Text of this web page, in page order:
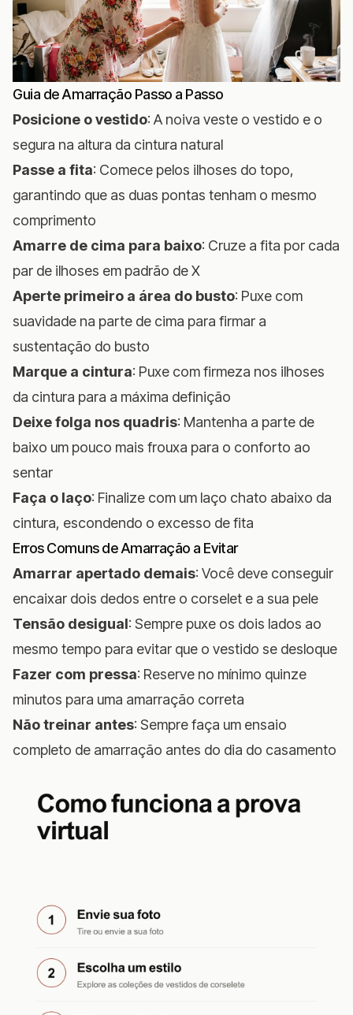
Guia de Amarração Passo a Passo
Posicione o vestido: A noiva veste o vestido e o
segura na altura da cintura natural
Passe a fita: Comece pelos ilhoses do topo,
garantindo que as duas pontas tenham o mesmo
comprimento
Amarre de cima para baixo: Cruze a fita por cada
par de ilhoses em padrão de X
Aperte primeiro a área do busto: Puxe com
suavidade na parte de cima para firmar a
sustentação do busto
Marque a cintura: Puxe com firmeza nos ilhoses
da cintura para a máxima definição
Deixe folga nos quadris: Mantenha a parte de
baixo um pouco mais frouxa para o conforto ao
sentar
Faça o laço: Finalize com um laço chato abaixo da
cintura, escondendo o excesso de fita
Erros Comuns de Amarração a Evitar
Amarrar apertado demais: Você deve conseguir
encaixar dois dedos entre o corselet e a sua pele
Tensão desigual: Sempre puxe os dois lados ao
mesmo tempo para evitar que o vestido se desloque
Fazer com pressa: Reserve no mínimo quinze
minutos para uma amarração correta
Não treinar antes: Sempre faça um ensaio
completo de amarração antes do dia do casamento